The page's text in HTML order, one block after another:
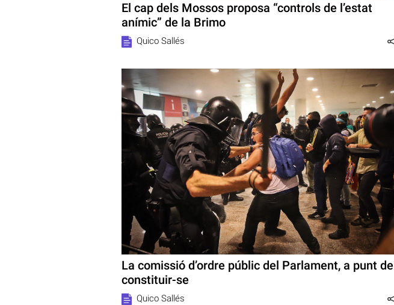
El cap dels Mossos proposa “controls de l’estat
anímic” de la Brimo
Quico Sallés
La comissió d’ordre públic del Parlament, a punt de
constituir-se
Quico Sallés